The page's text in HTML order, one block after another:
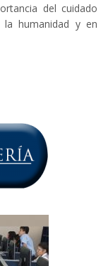
del cuidado
humanidad y en